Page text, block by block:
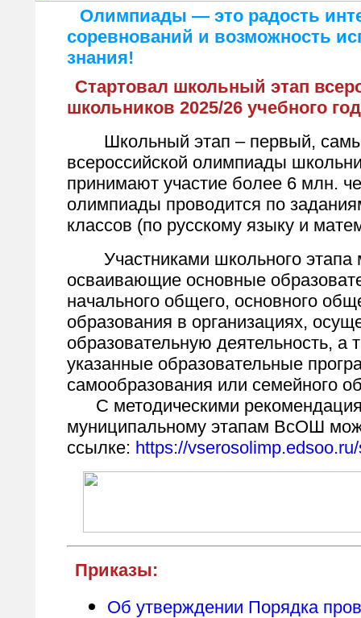
Олимпиады — это радость
соревнований и возможность
знания!
​Стартовал школьный этап
школьников 2025/26 учебного
Школьный этап – первый,
всероссийской олимпиады
принимают участие более 6 млн.
олимпиады проводится по
классов (по русскому языку и
Участниками школьного этапа
осваивающие основные
начального общего, основного
образования в организациях,
образовательную деятельность,
указанные образовательные
самообразования или семейного
С методическими
муниципальному этапам ВсОШ
ссылке: https://
Приказы:
Об утверждении Порядка